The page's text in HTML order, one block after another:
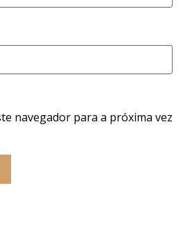
navegador para a próxima vez